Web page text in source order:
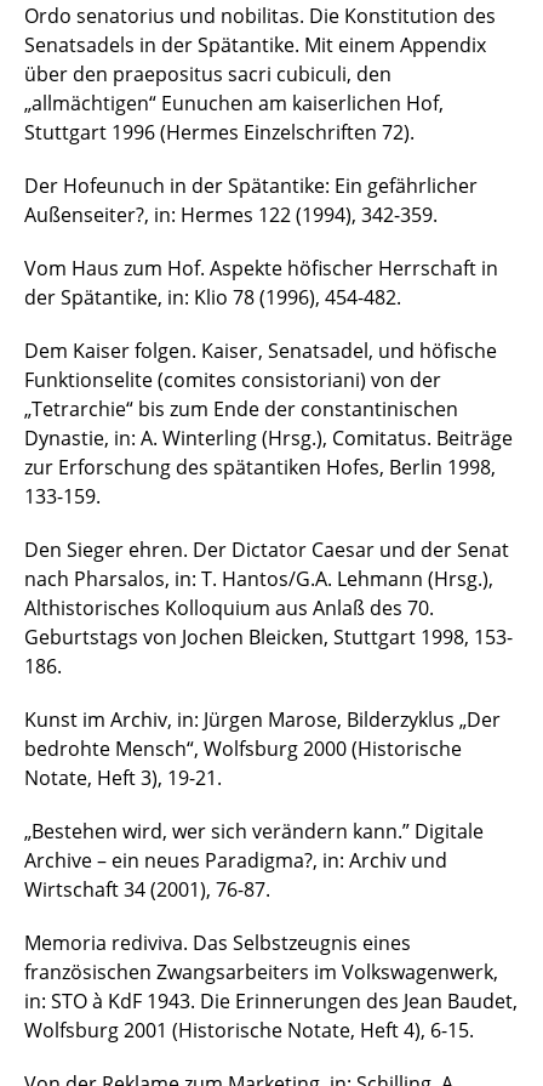
Ordo senatorius und nobilitas. Die Konstitution des
Senatsadels in der Spätantike. Mit einem Appendix
über den praepositus sacri cubiculi, den
„allmächtigen“ Eunuchen am kaiserlichen Hof,
Stuttgart 1996 (Hermes Einzelschriften 72).
Der Hofeunuch in der Spätantike: Ein gefährlicher
Außenseiter?, in: Hermes 122 (1994), 342-359.
Vom Haus zum Hof. Aspekte höfischer Herrschaft in
der Spätantike, in: Klio 78 (1996), 454-482.
Dem Kaiser folgen. Kaiser, Senatsadel, und höfische
Funktionselite (comites consistoriani) von der
„Tetrarchie“ bis zum Ende der constantinischen
Dynastie, in: A. Winterling (Hrsg.), Comitatus. Beiträge
zur Erforschung des spätantiken Hofes, Berlin 1998,
133-159.
Den Sieger ehren. Der Dictator Caesar und der Senat
nach Pharsalos, in: T. Hantos/G.A. Lehmann (Hrsg.),
Althistorisches Kolloquium aus Anlaß des 70.
Geburtstags von Jochen Bleicken, Stuttgart 1998, 153-
186.
Kunst im Archiv, in: Jürgen Marose, Bilderzyklus „Der
bedrohte Mensch“, Wolfsburg 2000 (Historische
Notate, Heft 3), 19-21.
„Bestehen wird, wer sich verändern kann.” Digitale
Archive – ein neues Paradigma?, in: Archiv und
Wirtschaft 34 (2001), 76-87.
Memoria rediviva. Das Selbstzeugnis eines
französischen Zwangsarbeiters im Volkswagenwerk,
in: STO à KdF 1943. Die Erinnerungen des Jean Baudet,
Wolfsburg 2001 (Historische Notate, Heft 4), 6-15.